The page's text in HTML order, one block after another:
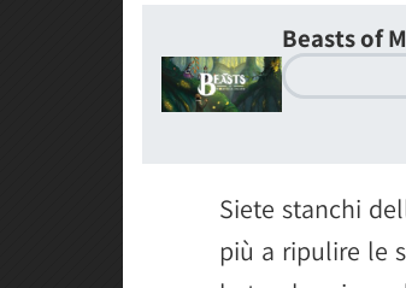
Beasts of
Siete stanchi
più a ripulire le